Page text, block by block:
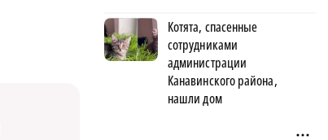
Котята, спасенные
сотрудниками
администрации
Канавинского района,
нашли дом